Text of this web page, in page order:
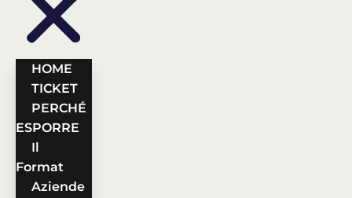
HOME
TICKET
PERCHÉ
ESPORRE
Il
Format
Aziende